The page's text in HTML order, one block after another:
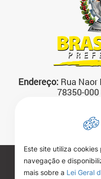
Endereço: Rua Naor
78350-
Telefone:
Copyright 2026. Todos
Este site utiliza
navegação e
mais sobre a Lei Geral